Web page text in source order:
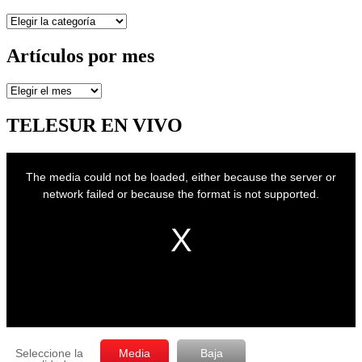
Secciones
Artículos por mes
Artículos
mes
TELESUR EN VIVO